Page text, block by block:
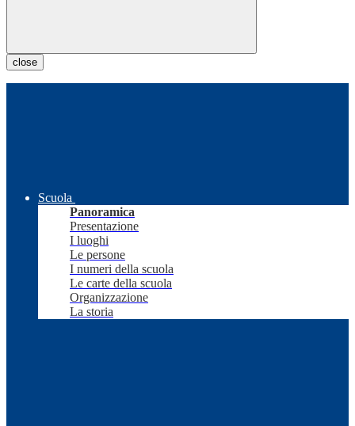
close
Scuola
Panoramica
Presentazione
I luoghi
Le persone
I numeri della scuola
Le carte della scuola
Organizzazione
La storia